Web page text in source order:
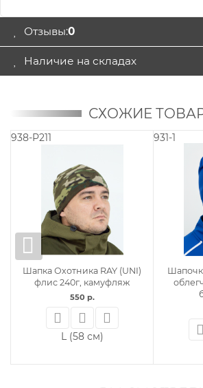
Отзывы:0
Наличие на складах
СХОЖИЕ
938-P211
Шапка Охотника RAY (UNI)
флис 240г, камуфляж
550 р.
L (58 см)
931-1